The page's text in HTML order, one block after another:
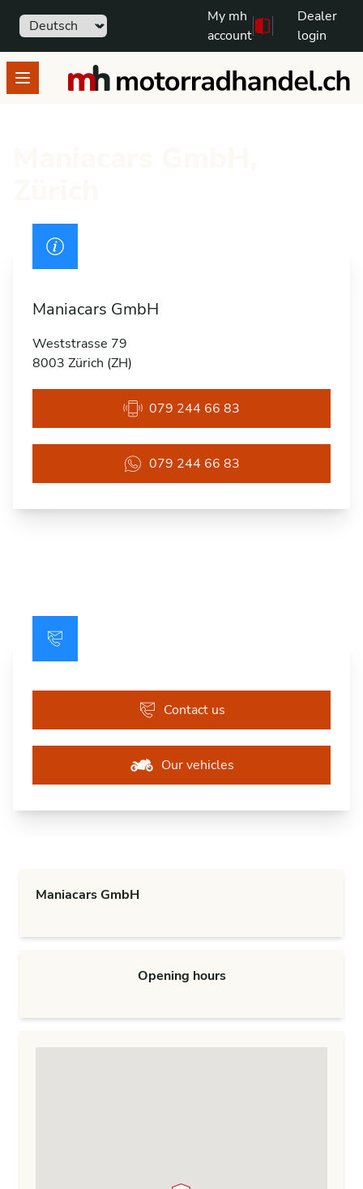
Sprache
Free text search
My mh
account
Dealer
login
Open menumotorradhandel.ch
Drivers licence
Maniacars GmbH
Weststrasse 79
8003 Zürich (ZH)
079 244 66 83
079 244 66 83
Contact us
Our vehicles
Maniacars GmbH
Opening hours